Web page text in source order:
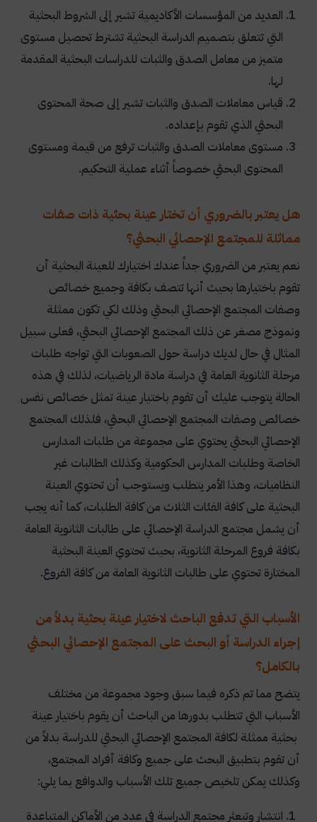
العديد من المؤسسات الأكاديمية تشير إلى الشروط البحثية
التي تتعلق بتصميم الدراسة البحثية تشترط تحصيل مستوى
متميز من معامل الصدق والثبات للدراسات البحثية المقدمة
لها.
قياس معاملات الصدق والثبات تشير إلى صحة المحتوى
البحثي الذي تقوم بإعداده.
مستوى معاملات الصدق والثبات ترفع من قيمة ومستوى
المحتوى البحثي خصوصاً أثناء عملية التحكيم.
هل يعتبر بالضروري أن تختار عينة بحثية ذات صفات
مماثلة للمجتمع الإحصائي البحثي؟
نعم يعتبر من الضروري جداً عندك اختيارك للعينة البحثية أن
تقوم باختيارها بحيث أنها تتصف بكافة وجميع خصائص
وصفات المجتمع الإحصائي البحثي وذلك لكي تكون ممثلة
ونموذج مصغر عن ذلك المجتمع الإحصائي البحثي، فعلى سبيل
المثال في حال لديك دراسة حول الصعوبات التي تواجه طلبات
مرحلة الثانوية العامة في دراسة مادة الرياضيات، لذلك في هذه
الحالة يتوجب عليك أن تقوم باختيار عينة تمثل خصائص نفس
خصائص وصفات المجتمع الإحصائي البحثي، فلذلك المجتمع
الإحصائي البحثي يحتوي على مجموعة من طلبات المدارس
الخاصة وطلبات المدارس الحكومية وكذلك الطالبات غير
النظاميات، وهذا الأمر يتطلب ويستوجب أن تحتوي العينة
البحثية على كافة الفئات الثلاث من كافة الطلبات، كما أنه يجب
أن يشمل مجتمع الدراسة الإحصائي على طالبات الثانوية العامة
بكافة فروع المرحلة الثانوية، بحيث تحتوي العينة البحثية
المختارة تحتوي على طالبات الثانوية العامة من كافة الفروع.
الأسباب التي تدفع الباحث لاختيار عينة بحثية بدلاً من
إجراء الدراسة أو البحث على المجتمع الإحصائي البحثي
بالكامل؟
يتضح مما تم ذكره فيما سبق وجود مجموعة من مختلف
الأسباب التي تتطلب بدورها من الباحث أن يقوم باختيار عينة
بحثية ممثلة لكافة المجتمع الإحصائي البحثي للدراسة بدلاً من
أن تقوم بتطبيق البحث على جميع وكافة أفراد المجتمع،
وكذلك يمكن تلخيص جميع تلك الأسباب والدوافع بما يلي:
انتشار وتبعثر مجتمع الدراسة في عدد من الأماكن المتباعدة